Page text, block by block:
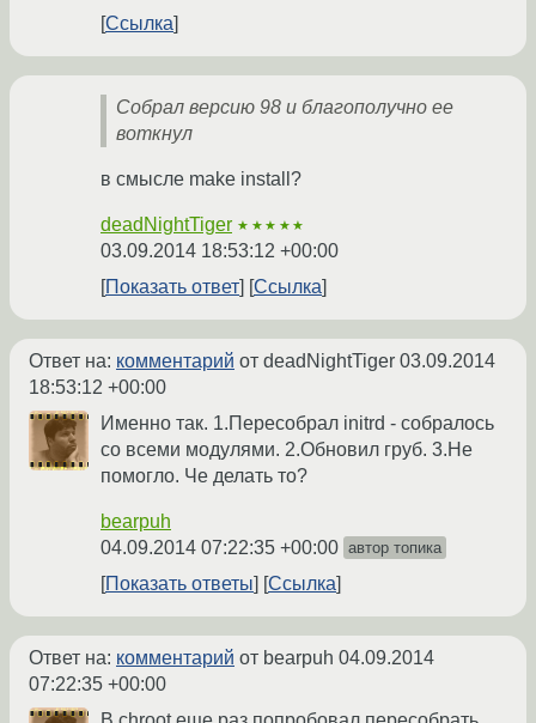
Ссылка
Собрал версию 98 и благополучно ее
воткнул
в смысле make install?
deadNightTiger ★★★★★
03.09.2014 18:53:12 +00:00
Показать ответ
Ссылка
Ответ на: комментарий от deadNightTiger 03.09.2014
18:53:12 +00:00
Именно так. 1.Пересобрал initrd - собралось
со всеми модулями. 2.Обновил груб. 3.Не
помогло. Че делать то?
bearpuh
04.09.2014 07:22:35 +00:00 автор топика
Показать ответы Ссылка
Ответ на: комментарий от bearpuh 04.09.2014
07:22:35 +00:00